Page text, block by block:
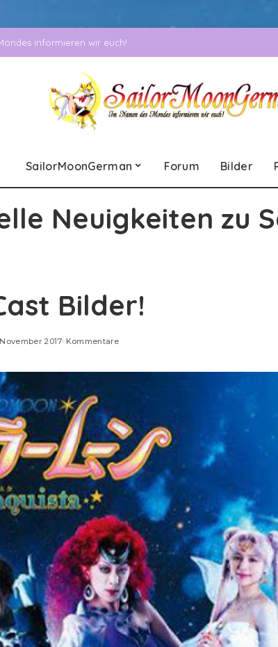
informieren wir euch!
SailorMoonGerman Forum Bilder
Neuigkeiten zu
Bilder!
2017 Kommentare